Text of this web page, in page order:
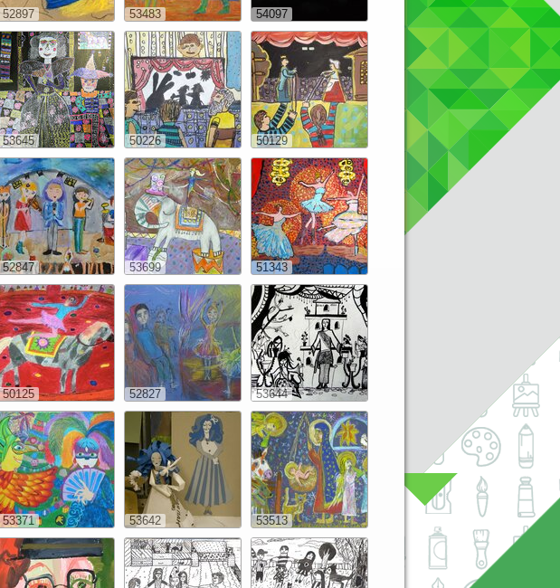
52897 53483 54097
53645 50226 50129
52847 53699 51343
50125 52827 53644
53371 53642 53513